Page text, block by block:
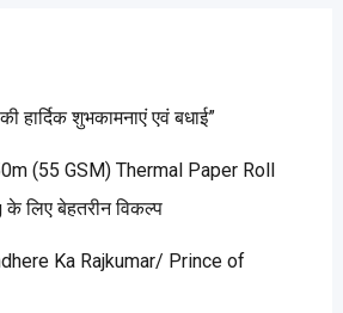
हार्दिक शुभकामनाएं एवं बधाई”
(55 GSM) Thermal Paper Roll
लिए बेहतरीन विकल्प
Ka Rajkumar/ Prince of